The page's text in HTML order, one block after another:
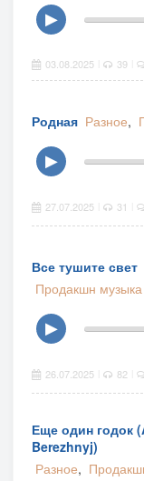
▶
03.08.2025 39
Родная Разное,
▶
27.07.2025 31
Все тушите свет
Продакшн музыка
▶
26.07.2025 82
Еще один годок
Berezhnyj)
Разное,